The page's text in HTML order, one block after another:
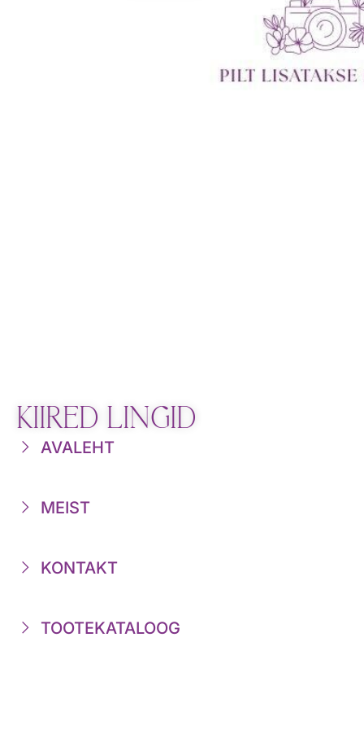
KIIRED LINGID
AVALEHT
MEIST
KONTAKT
TOOTEKATALOOG